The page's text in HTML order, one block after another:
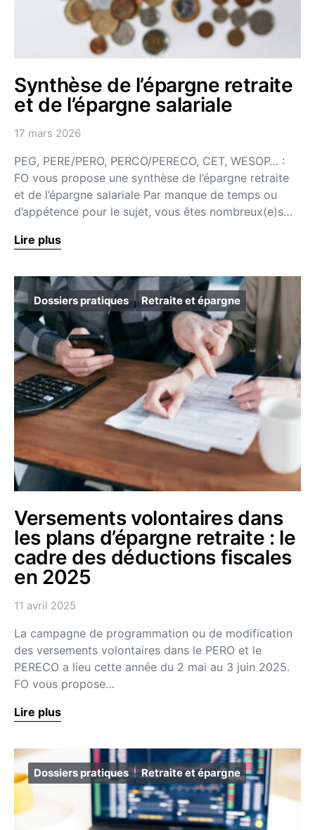
Synthèse de l’épargne retraite
et de l’épargne salariale
17 mars 2026
PEG, PERE/PERO, PERCO/PERECO, CET, WESOP… :
FO vous propose une synthèse de l’épargne retraite
et de l’épargne salariale Par manque de temps ou
d’appétence pour le sujet, vous êtes nombreux(e)s…
Lire plus
Dossiers pratiques Retraite et épargne
Versements volontaires dans
les plans d’épargne retraite : le
cadre des déductions fiscales
en 2025
11 avril 2025
La campagne de programmation ou de modification
des versements volontaires dans le PERO et le
PERECO a lieu cette année du 2 mai au 3 juin 2025.
FO vous propose…
Lire plus
Dossiers pratiques Retraite et épargne